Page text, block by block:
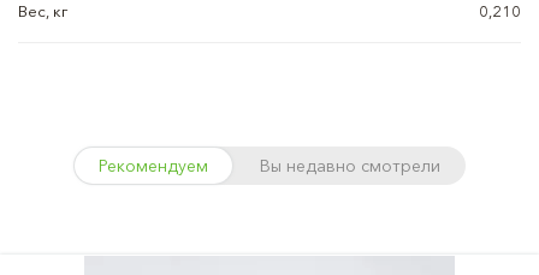
Вес, кг 0,210
Рекомендуем Вы недавно смотрели